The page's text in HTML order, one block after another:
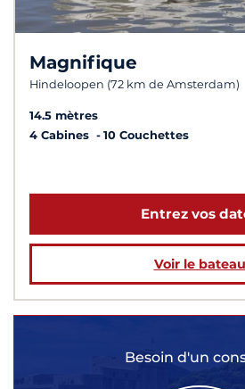
Magnifique
Hindeloopen (72 km de Amsterdam)
14.5 mètres
4 Cabines
10 Couchettes
Entrez vos
Voir le bateau
Besoin d'un